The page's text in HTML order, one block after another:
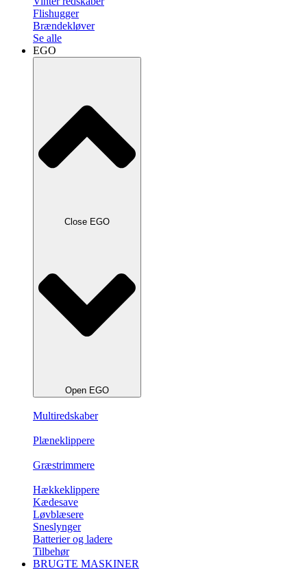
Flishugger
Brændekløver
Se alle
EGO
Close EGO
Open EGO
Multiredskaber
Plæneklippere
Græstrimmere
Hækkeklippere
Kædesave
Løvblæsere
Sneslynger
Batterier og ladere
Tilbehør
BRUGTE MASKINER